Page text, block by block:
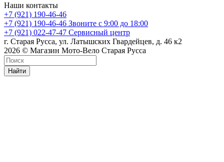
Наши контакты
+7 (921) 190-46-46
+7 (921) 190-46-46 Звоните с 9:00 до 18:00
+7 (921) 022-47-47 Сервисный центр
г. Старая Русса, ул. Латышских Гвардейцев, д. 46 к2
2026 © Магазин Мото-Вело Старая Русса
Найти